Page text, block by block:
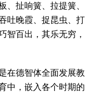
、扯响簧、拉提簧、
吐晚霞、捉昆虫、打
智百出，其乐无穷，
在德智体全面发展教
中，嵌入各个时期的